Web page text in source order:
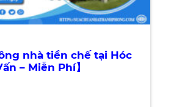
nhà tiền chế tại Hóc
– Miễn Phí】